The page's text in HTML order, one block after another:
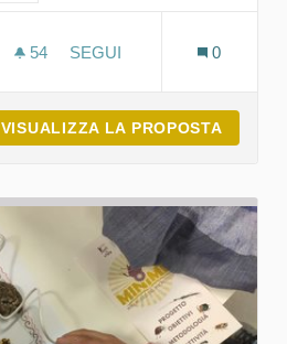
54 54 SOSTENITORI
SEGUI
0
VISUALIZZA LA PROPOSTA